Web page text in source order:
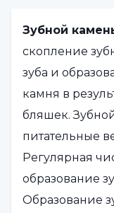
Зубной
скопление
зуба и
камня в
бляшек.
питательные
Регулярная
образование
Образование